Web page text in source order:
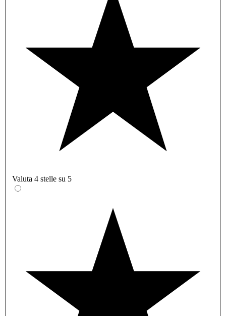
Valuta 4 stelle su 5